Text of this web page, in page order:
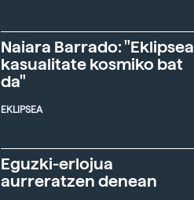
Naiara Barrado: "Eklipsea
kasualitate kosmiko bat
da"
EKLIPSEA
Eguzki-erlojua
aurreratzen denean